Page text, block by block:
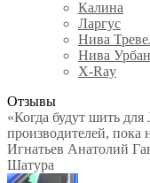
Калина
Ларгус
Нива
Нива
X-Ray
Отзывы
«Когда будут шить
производителей, пока
Игнатьев Анатолий
Шатура